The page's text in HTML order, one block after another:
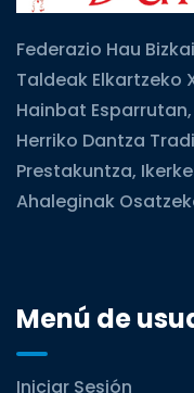
Federazio Hau
Taldeak Elkartzeko
Hainbat
Herriko Dantza
Prestakuntza,
Ahaleginak
Menú de
Iniciar Sesión